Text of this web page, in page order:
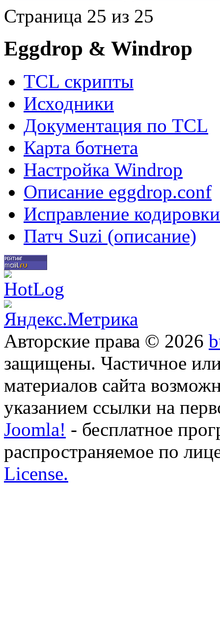
Страница 25 из 25
Eggdrop & Windrop
TCL скрипты
Исходники
Документация по TCL
Карта ботнета
Настройка Windrop
Описание eggdrop.conf
Исправление кодировки
Патч Suzi (описание)
Авторские права © 2026
защищены. Частичное
материалов сайта
указанием ссылки на
Joomla! - бесплатное
распространяемое по
License.